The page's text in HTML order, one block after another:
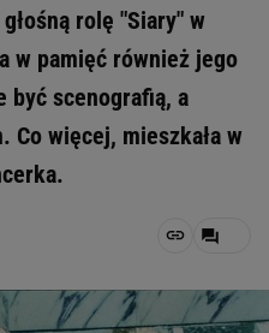
rolę "Siary" w
w pamięć również jego
być scenografią, a
Co więcej, mieszkała w